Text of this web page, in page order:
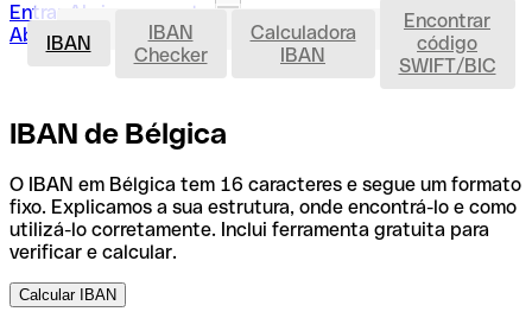
Entrar Abrir uma conta
Abrir a minha conta
IBAN
IBAN
IBAN
Checker
Calculadora
IBAN
Encontrar
código
SWIFT/BIC
IBAN de Bélgica
O IBAN em Bélgica tem 16 caracteres e segue um formato
fixo. Explicamos a sua estrutura, onde encontrá-lo e como
utilizá-lo corretamente. Inclui ferramenta gratuita para
verificar e calcular.
Calcular IBAN